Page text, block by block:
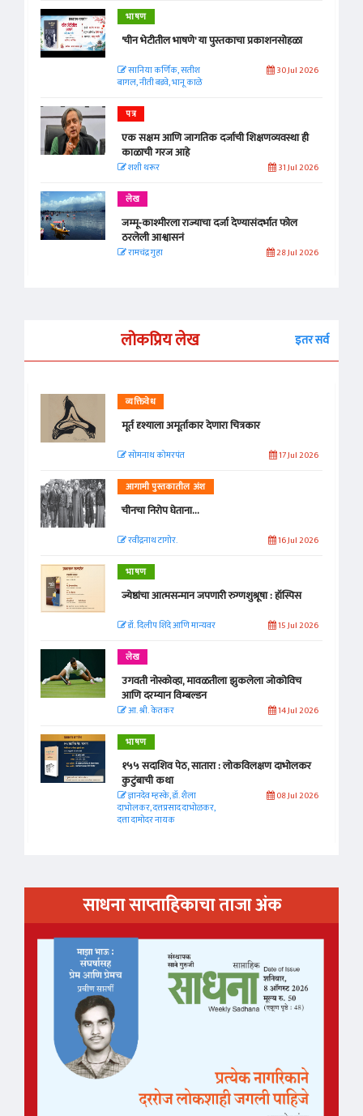
भाषण
'चीन भेटीतील भाषणे' या पुस्तकाचा प्रकाशनसोहळा
सानिया कर्णिक, सतीश
बागल, नीती बडवे, भानू काळे
30 Jul 2026
पत्र
एक सक्षम आणि जागतिक दर्जाची शिक्षणव्यवस्था ही
काळाची गरज आहे
शशी थरूर 31 Jul 2026
लेख
जम्मू-काश्मीरला राज्याचा दर्जा देण्यासंदर्भात फोल
ठरलेली आश्वासनं
रामचंद्र गुहा 28 Jul 2026
लोकप्रिय लेख इतर सर्व
व्यक्तिवेध
मूर्त दृश्याला अमूर्ताकार देणारा चित्रकार
सोमनाथ कोमरपंत 17 Jul 2026
आगामी पुस्तकातील अंश
चीनचा निरोप घेताना...
रवींद्रनाथ टागोर. 16 Jul 2026
भाषण
ज्येष्ठांचा आत्मसन्मान जपणारी रुग्णशुश्रूषा : हॉस्पिस
डॉ. दिलीप शिंदे आणि मान्यवर 15 Jul 2026
लेख
उगवती नोस्कोव्हा, मावळतीला झुकलेला जोकोविच
आणि दरम्यान विम्बल्डन
आ. श्री. केतकर 14 Jul 2026
भाषण
१५५ सदाशिव पेठ, सातारा : लोकविलक्षण दाभोलकर
कुटुंबाची कथा
ज्ञानदेव म्हस्के, डॉ. शैला
दाभोलकर, दत्तप्रसाद दाभोळकर,
दत्ता दामोदर नायक
08 Jul 2026
साधना साप्ताहिकाचा ताजा अंक